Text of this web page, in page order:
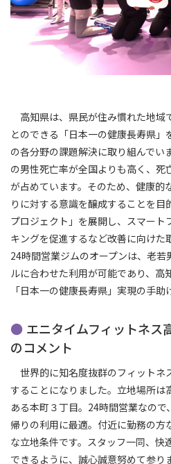
高知県は、県民が住み慣れた地域
とのできる「日本一の健康長寿県
の各分野の課題解決に取り組んで
の男性死亡率が全国よりも高く、
が占めています。そのため、健康的
りに対する意識を醸成することを目
プロジェクト」を展開し、スマート
キングを促進するなど改善に向け
24時間営業ジムのオープンは、老
ルに合わせた利用が可能であり、高
「日本一の健康長寿県」実現の手助
エニタイムフィットネス
のコメント
世界的に知名度抜群のフィットネ
することになりました。立地場所は
ある本町３丁目。24時間営業なの
帰りの利用に最適。付近に勤務の方
な立地条件です。スタッフ一同、快
できるように、誠心誠意努めて参り